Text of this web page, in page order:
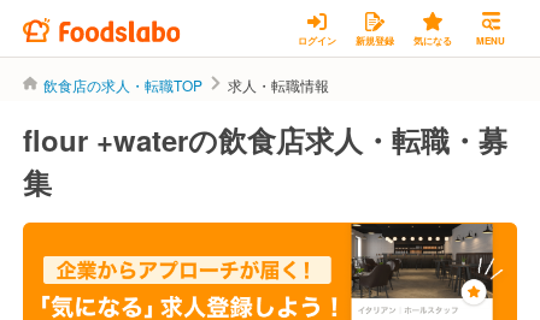
ログイン 新規登録 気になる MENU
飲食店の求人・転職TOP 求人・転職情報
flour +waterの飲食店求人・転職・募
集